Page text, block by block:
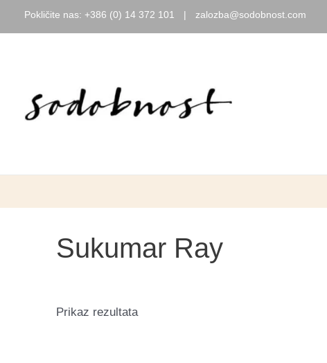
Pokličite nas: +386 (0) 14 372 101 | zalozba@sodobnost.com
Sukumar Ray
Prikaz rezultata